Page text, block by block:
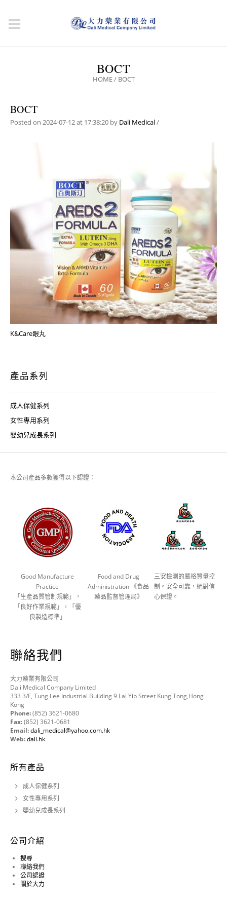
BOCT
HOME/ BOCT
BOCT
Posted on 2024-07-12 at 17:38:20 by Dali Medical/
K&Care眼丸
產品系列
成人保健系列
女性專用系列
嬰幼兒成長系列
本公司產品多數獲得以下認證：
Good Manufacture
Practice
「生產品質管制規範」，
「良好作業規範」，「優
良製造標準」
Food and Drug
Administration 《食品
藥品監督管理局》
三安檢測的嚴格質量控
制。安全可靠，絕對信
心保證。
聯絡我們
大力藥業有限公司
Dali Medical Company Limited
333 3/F, Tung Lee Industrial Building 9 Lai Yip Street Kung Tong,Hong
Kong
Phone:(852) 3621-0680
Fax:(852) 3621-0681
Email:dali_medical@yahoo.com.hk
Web:dali.hk
所有產品
成人保健系列
女性專用系列
嬰幼兒成長系列
公司介紹
搜尋
聯絡我們
公司認證
關於大力